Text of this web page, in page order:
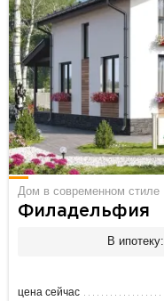
Дом в современном стиле
Филадельфия
В ипотеку:
цена сейчас